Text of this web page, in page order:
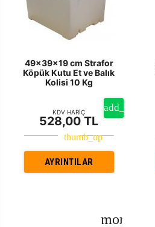
49x39x19 cm Strafor
Köpük Kutu Et ve Balık
Kolisi 10 Kg
KDV HARİÇ
528,00 TL
AYRINTILAR